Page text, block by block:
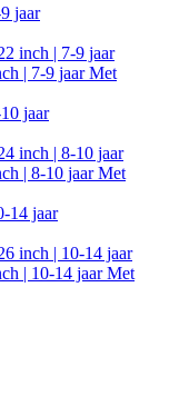
jaar
inch | 7-9 jaar
| 7-9 jaar Met
jaar
inch | 8-10 jaar
| 8-10 jaar Met
14 jaar
inch | 10-14 jaar
| 10-14 jaar Met